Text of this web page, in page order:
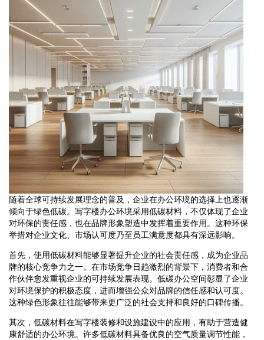
随着全球可持续发展理念的普及，企业在办公环境的选择上也逐渐
倾向于绿色低碳。写字楼办公环境采用低碳材料，不仅体现了企业
对环保的责任感，也在品牌形象塑造中发挥着重要作用。这种环保
举措对企业文化、市场认可度乃至员工满意度都具有深远影响。
首先，使用低碳材料能够显著提升企业的社会责任感，成为企业品
牌的核心竞争力之一。在市场竞争日趋激烈的背景下，消费者和合
作伙伴愈发重视企业的可持续发展表现。低碳办公空间彰显了企业
对环境保护的积极态度，进而增强公众对品牌的信任感和认可度。
这种绿色形象往往能够带来更广泛的社会支持和良好的口碑传播。
其次，低碳材料在写字楼装修和设施建设中的应用，有助于营造健
康舒适的办公环境。许多低碳材料具备优良的空气质量调节性能，